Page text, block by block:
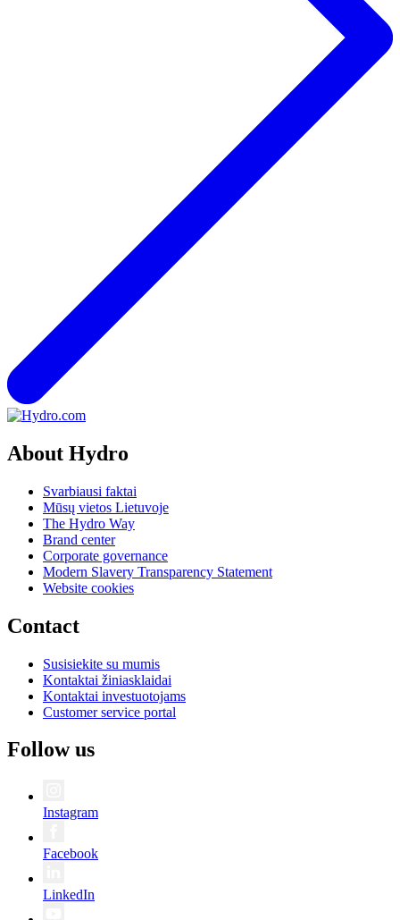
About Hydro
Svarbiausi faktai
Mūsų vietos Lietuvoje
The Hydro Way
Brand center
Corporate governance
Modern Slavery Transparency Statement
Website cookies
Contact
Susisiekite su mumis
Kontaktai žiniasklaidai
Kontaktai investuotojams
Customer service portal
Follow us
Instagram
Facebook
LinkedIn